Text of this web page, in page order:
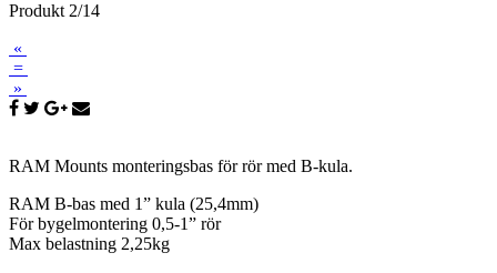
Produkt 2/14
«
=
»
RAM Mounts monteringsbas för rör med B-kula.
RAM B-bas med 1” kula (25,4mm)
För bygelmontering 0,5-1” rör
Max belastning 2,25kg